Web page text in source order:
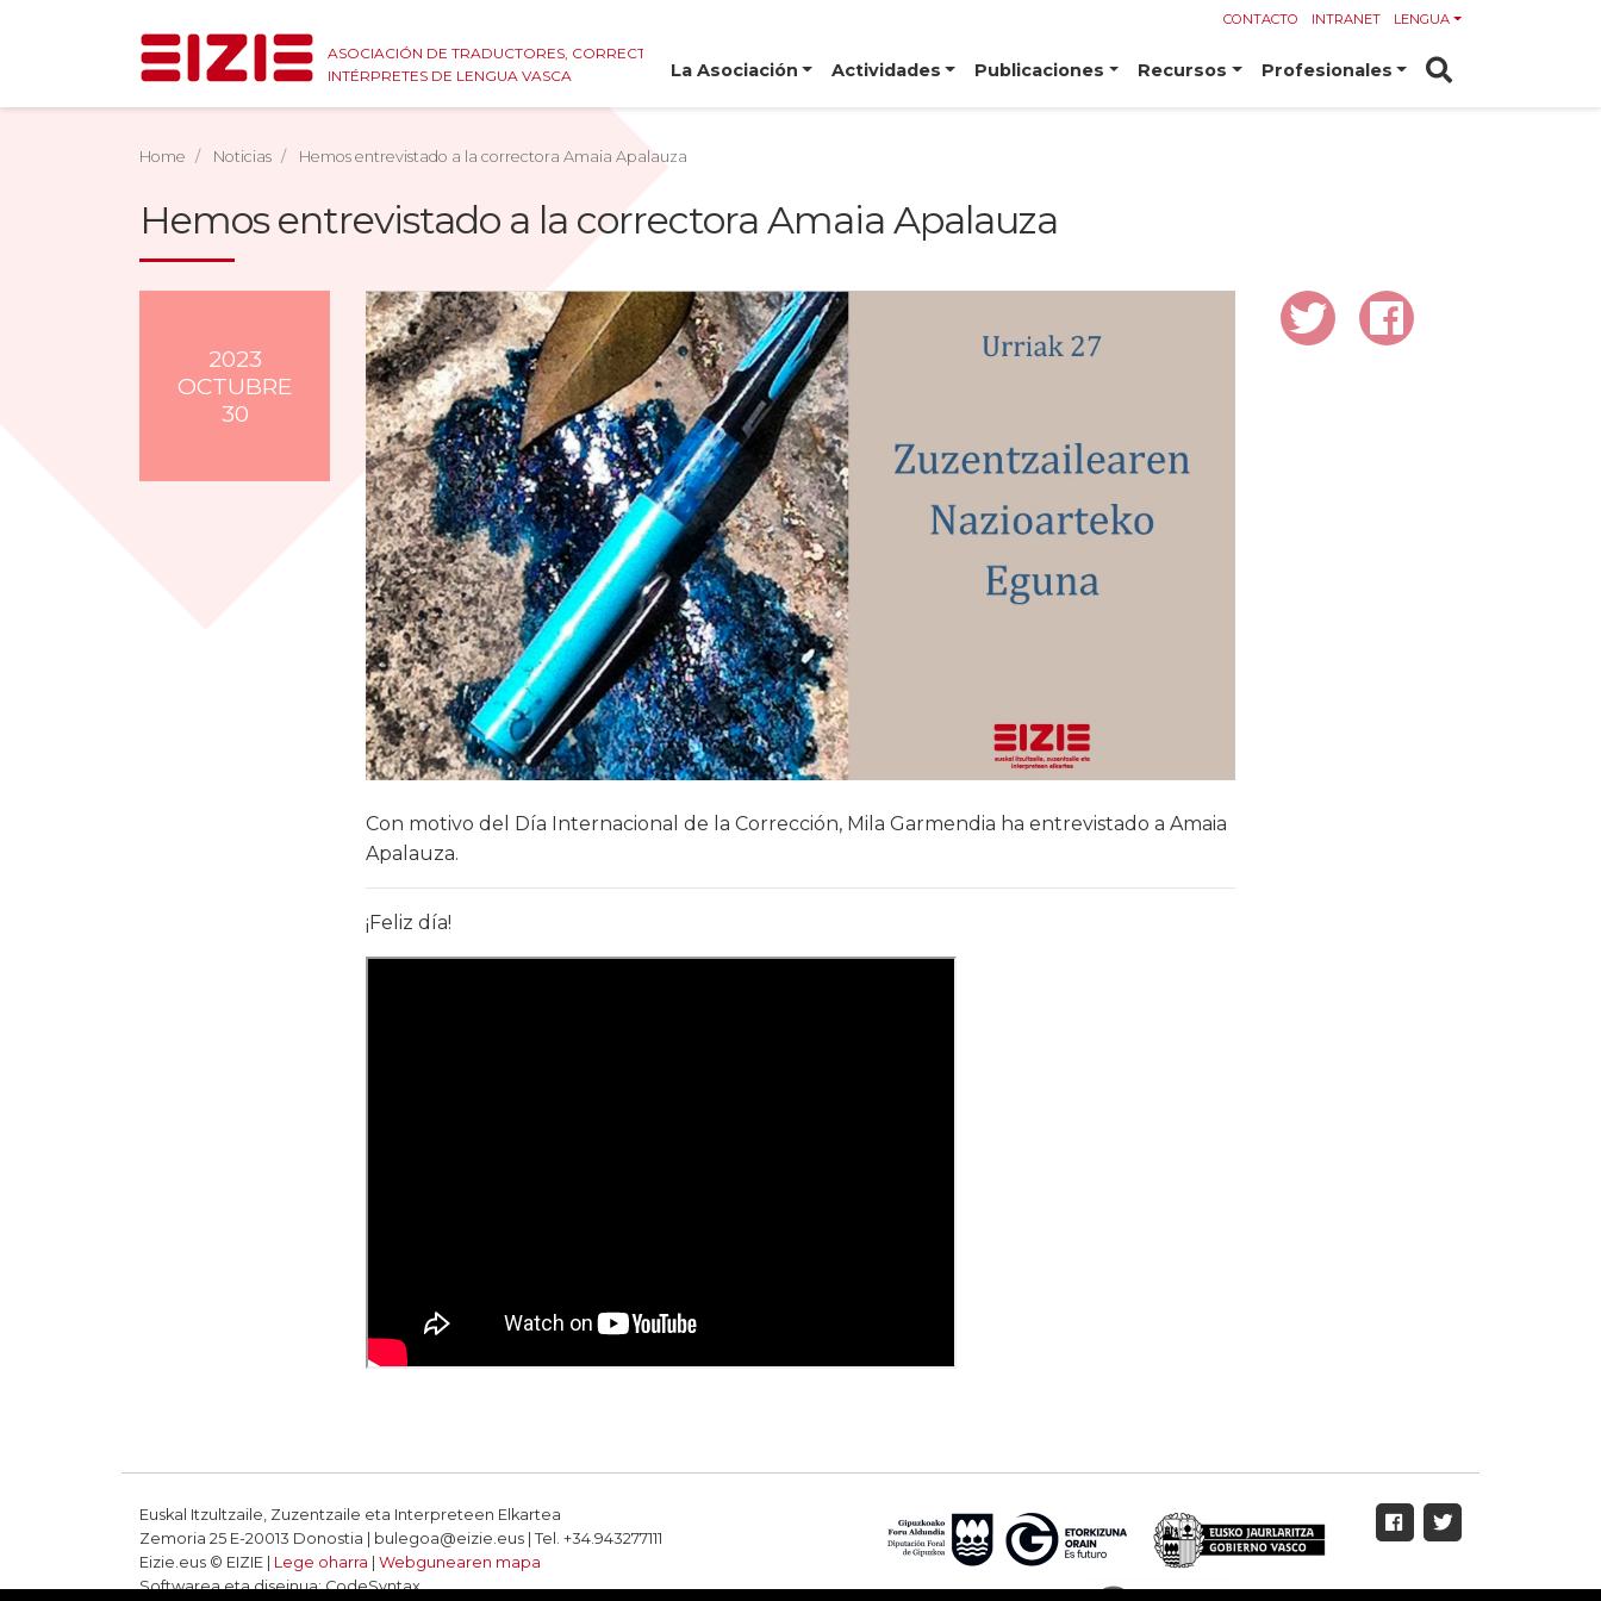
ASOCIACIÓN DE TRADUCTORES, CORRECTORES E
INTÉRPRETES DE LENGUA VASCA
CONTACTO INTRANET LENGUA
La Asociación Actividades Publicaciones Recursos Profesionales
Home Noticias Hemos entrevistado a la correctora Amaia Apalauza
Hemos entrevistado a la correctora Amaia Apalauza
2023
OCTUBRE
30
Con motivo del Día Internacional de la Corrección, Mila Garmendia ha entrevistado a Amaia
Apalauza.
¡Feliz día!
Euskal Itzultzaile, Zuzentzaile eta Interpreteen Elkartea
Zemoria 25 E-20013 Donostia | bulegoa@eizie.eus | Tel. +34.943277111
Eizie.eus © EIZIE | Lege oharra
Webgunearen mapa
Softwarea eta diseinua: CodeSyntax